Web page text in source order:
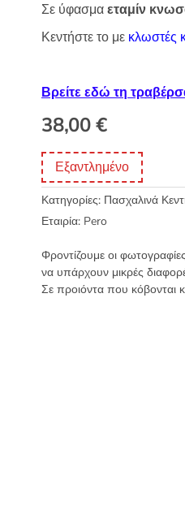
Σε ύφασμαεταμίν
Κεντήστε το με κλωστές
Βρείτε εδώ τη
38,00€
Εξαντλημένο
Κατηγορίες: Πασχαλινά
Εταιρία: Pero
Φροντίζουμε οι
να υπάρχουν μικρές
Σε προιόντα που κόβονται